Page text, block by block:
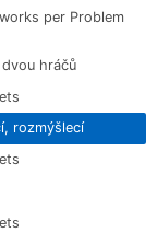
per Problem
hráčů
rozmýšlecí